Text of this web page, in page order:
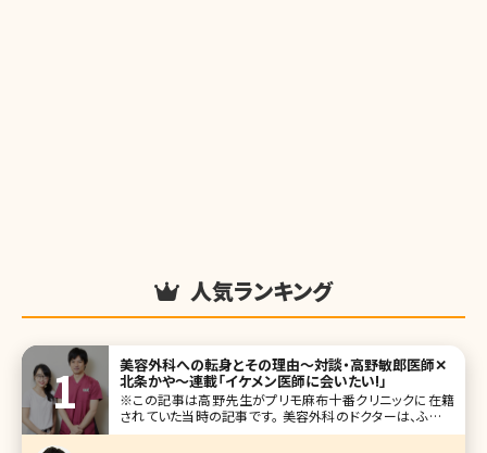
人気ランキング
美容外科への転身とその理由〜対談・高野敏郎医師✕
北条かや〜連載「イケメン医師に会いたい!」
※この記事は高野先生がプリモ麻布十番クリニックに在籍
されていた当時の記事です。 美容外科のドクターは、ふだん
何を考えているのだろう。CMに出てくる先生たちは、爽やか